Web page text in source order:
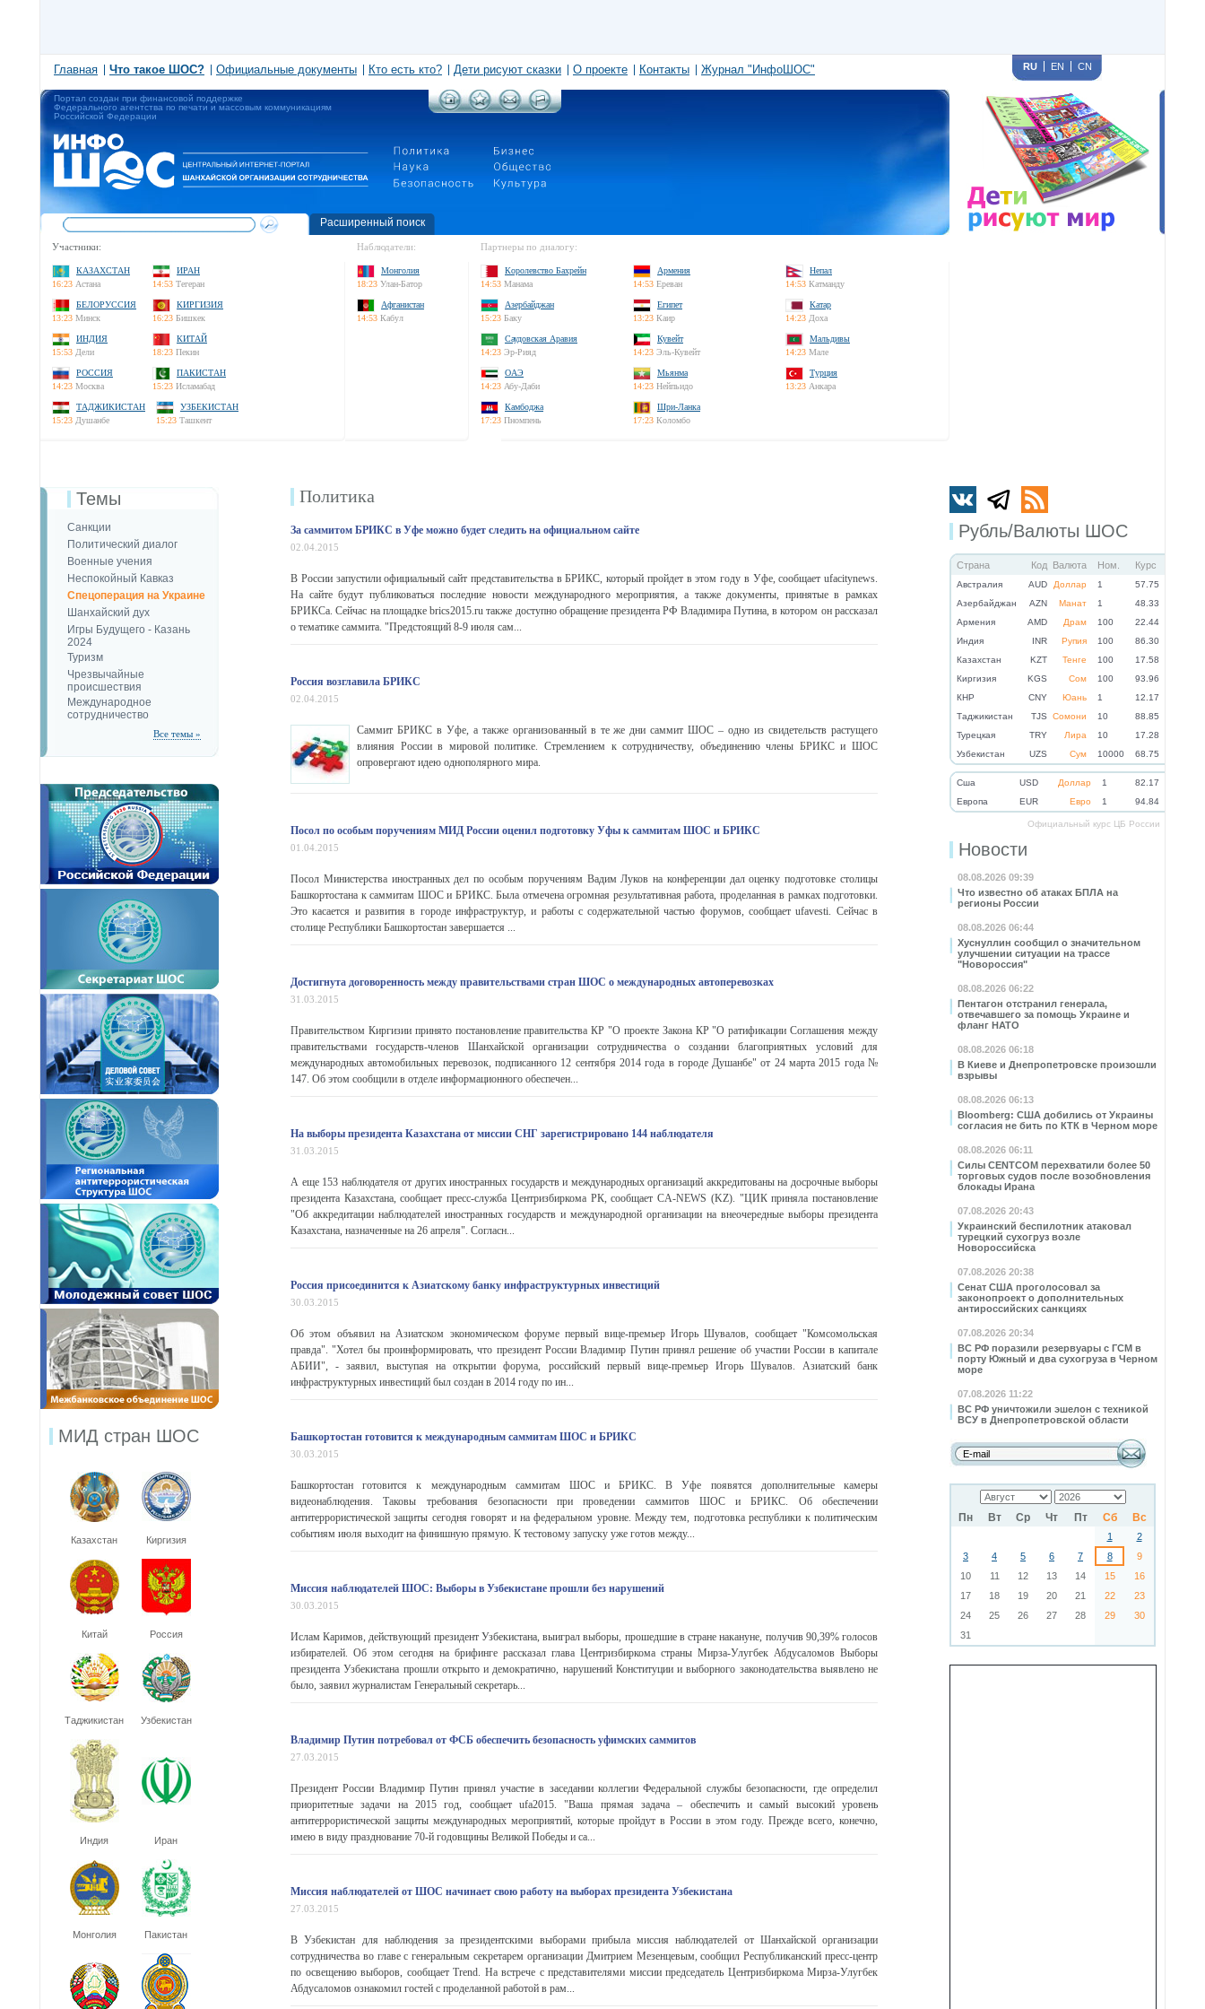
Главная Что такое ШОС? Официальные документы Кто есть кто? Дети рисуют сказки О проекте Контакты Журнал "ИнфоШОС" RU EN CN
Портал создан при финансовой поддержке
Федерального агентства по печати и массовым коммуникациям
Российской Федерации
Расширенный поиск
Участники:
КАЗАХСТАН
16:23 Астана
ИРАН
14:53 Тегеран
БЕЛОРУССИЯ
13:23 Минск
КИРГИЗИЯ
16:23 Бишкек
ИНДИЯ
15:53 Дели
КИТАЙ
18:23 Пекин
РОССИЯ
14:23 Москва
ПАКИСТАН
15:23 Исламабад
ТАДЖИКИСТАН
15:23 Душанбе
УЗБЕКИСТАН
15:23 Ташкент
Наблюдатели:
Монголия
18:23 Улан-Батор
Афганистан
14:53 Кабул
Партнеры по диалогу:
Королевство Бахрейн
14:53 Манама
Армения
14:53 Ереван
Непал
14:53 Катманду
Азербайджан
15:23 Баку
Египет
13:23 Каир
Катар
14:23 Доха
Саудовская Аравия
14:23 Эр-Рияд
Кувейт
14:23 Эль-Кувейт
Мальдивы
14:23 Мале
ОАЭ
14:23 Абу-Даби
Мьянма
14:23 Нейпьидо
Турция
13:23 Анкара
Камбоджа
17:23 Пномпень
Шри-Ланка
17:23 Коломбо
Рубль/Валюты ШОС
Страна Код Валюта Ном. Курс
Австралия AUD Доллар 1
57.75
Азербайджан
AZN Манат 1
48.33
Армения
AMD Драм 100
22.44
Индия
INR Рупия 100
86.30
Казахстан
KZT Тенге 100
17.58
Киргизия
KGS Сом 100
93.96
КНР
CNY Юань 1
12.17
Таджикистан
TJS Сомони 10
88.85
Турецкая
TRY Лира 10
17.28
Узбекистан
UZS Сум 10000 68.75
Cша USD Доллар 1
82.17
Eвропа
EUR Евро 1 94.84
Официальный курс ЦБ России
Новости
08.08.2026 09:39
Что известно об атаках БПЛА на
регионы России
08.08.2026 06:44
Хуснуллин сообщил о значительном
улучшении ситуации на трассе
"Новороссия"
08.08.2026 06:22
Пентагон отстранил генерала,
отвечавшего за помощь Украине и
фланг НАТО
08.08.2026 06:18
В Киеве и Днепропетровске произошли
взрывы
08.08.2026 06:13
Bloomberg: США добились от Украины
согласия не бить по КТК в Черном море
08.08.2026 06:11
Силы CENTCOM перехватили более 50
торговых судов после возобновления
блокады Ирана
07.08.2026 20:43
Украинский беспилотник атаковал
турецкий сухогруз возле
Новороссийска
07.08.2026 20:38
Сенат США проголосовал за
законопроект о дополнительных
антироссийских санкциях
07.08.2026 20:34
ВС РФ поразили резервуары с ГСМ в
порту Южный и два сухогруза в Черном
море
07.08.2026 11:22
ВС РФ уничтожили эшелон с техникой
ВСУ в Днепропетровской области
Пн Вт Ср Чт Пт Сб Вс
1
2
3
4 5 6 7 8
9
10
11 12 13 14 15
16
17
18 19 20 21 22
23
24
25 26 27 28 29
30
31
Темы
Санкции
Политический диалог
Военные учения
Неспокойный Кавказ
Спецоперация на Украине
Шанхайский дух
Игры Будущего - Казань
2024
Туризм
Чрезвычайные
происшествия
Международное
сотрудничество
Все темы »
МИД стран ШОС
Казахстан Киргизия
Китай Россия
Таджикистан Узбекистан
Индия Иран
Монголия Пакистан
Политика
За саммитом БРИКС в Уфе можно будет следить на официальном сайте
02.04.2015
В России запустили официальный сайт представительства в БРИКС, который пройдет в этом году в Уфе, сообщает ufacitynews.
На сайте будут публиковаться последние новости международного мероприятия, а также документы, принятые в рамках
БРИКСа. Сейчас на площадке brics2015.ru также доступно обращение президента РФ Владимира Путина, в котором он рассказал
о тематике саммита. "Предстоящий 8-9 июля сам...
Россия возглавила БРИКС
02.04.2015
Саммит БРИКС в Уфе, а также организованный в те же дни саммит ШОС – одно из свидетельств растущего
влияния России в мировой политике. Стремлением к сотрудничеству, объединению члены БРИКС и ШОС
опровергают идею однополярного мира.
Посол по особым поручениям МИД России оценил подготовку Уфы к саммитам ШОС и БРИКС
01.04.2015
Посол Министерства иностранных дел по особым поручениям Вадим Луков на конференции дал оценку подготовке столицы
Башкортостана к саммитам ШОС и БРИКС. Была отмечена огромная результативная работа, проделанная в рамках подготовки.
Это касается и развития в городе инфраструктур, и работы с содержательной частью форумов, сообщает ufavesti. Сейчас в
столице Республики Башкортостан завершается ...
Достигнута договоренность между правительствами стран ШОС о международных автоперевозках
31.03.2015
Правительством Киргизии принято постановление правительства КР "О проекте Закона КР "О ратификации Соглашения между
правительствами государств-членов Шанхайской организации сотрудничества о создании благоприятных условий для
международных автомобильных перевозок, подписанного 12 сентября 2014 года в городе Душанбе" от 24 марта 2015 года №
147. Об этом сообщили в отделе информационного обеспечен...
На выборы президента Казахстана от миссии СНГ зарегистрировано 144 наблюдателя
31.03.2015
А еще 153 наблюдателя от других иностранных государств и международных организаций аккредитованы на досрочные выборы
президента Казахстана, сообщает пресс-служба Центризбиркома РК, сообщает CA-NEWS (KZ). "ЦИК приняла постановление
"Об аккредитации наблюдателей иностранных государств и международной организации на внеочередные выборы президента
Казахстана, назначенные на 26 апреля". Согласн...
Россия присоединится к Азиатскому банку инфраструктурных инвестиций
30.03.2015
Об этом объявил на Азиатском экономическом форуме первый вице-премьер Игорь Шувалов, сообщает "Комсомольская
правда". "Хотел бы проинформировать, что президент России Владимир Путин принял решение об участии России в капитале
АБИИ", - заявил, выступая на открытии форума, российский первый вице-премьер Игорь Шувалов. Азиатский банк
инфраструктурных инвестиций был создан в 2014 году по ин...
Башкортостан готовится к международным саммитам ШОС и БРИКС
30.03.2015
Башкортостан готовится к международным саммитам ШОС и БРИКС. В Уфе появятся дополнительные камеры
видеонаблюдения. Таковы требования безопасности при проведении саммитов ШОС и БРИКС. Об обеспечении
антитеррористической защиты сегодня говорят и на федеральном уровне. Между тем, подготовка республики к политическим
событиям июля выходит на финишную прямую. К тестовому запуску уже готов между...
Миссия наблюдателей ШОС: Выборы в Узбекистане прошли без нарушений
30.03.2015
Ислам Каримов, действующий президент Узбекистана, выиграл выборы, прошедшие в стране накануне, получив 90,39% голосов
избирателей. Об этом сегодня на брифинге рассказал глава Центризбиркома страны Мирза-Улугбек Абдусаломов Выборы
президента Узбекистана прошли открыто и демократично, нарушений Конституции и выборного законодательства выявлено не
было, заявил журналистам Генеральный секретарь...
Владимир Путин потребовал от ФСБ обеспечить безопасность уфимских саммитов
27.03.2015
Президент России Владимир Путин принял участие в заседании коллегии Федеральной службы безопасности, где определил
приоритетные задачи на 2015 год, сообщает ufa2015. "Ваша прямая задача – обеспечить и самый высокий уровень
антитеррористической защиты международных мероприятий, которые пройдут в России в этом году. Прежде всего, конечно,
имею в виду празднование 70-й годовщины Великой Победы и са...
Миссия наблюдателей от ШОС начинает свою работу на выборах президента Узбекистана
27.03.2015
В Узбекистан для наблюдения за президентскими выборами прибыла миссия наблюдателей от Шанхайской организации
сотрудничества во главе с генеральным секретарем организации Дмитрием Мезенцевым, сообщил Республиканский пресс-центр
по освещению выборов, сообщает Trend. На встрече с представителями миссии председатель Центризбиркома Мирза-Улугбек
Абдусаломов ознакомил гостей с проделанной работой в рам...